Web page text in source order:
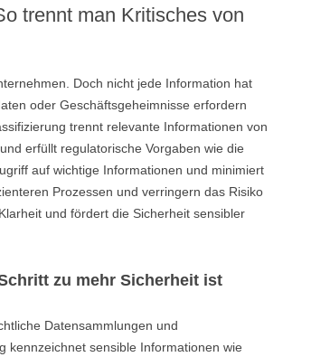
trennt man Kritisches von
Doch nicht jede Information hat
oder Geschäftsgeheimnisse erfordern
trennt relevante Informationen von
erfüllt regulatorische Vorgaben wie die
auf wichtige Informationen und minimiert
Prozessen und verringern das Risiko
und fördert die Sicherheit sensibler
zu mehr Sicherheit ist
Datensammlungen und
kennzeichnet sensible Informationen wie